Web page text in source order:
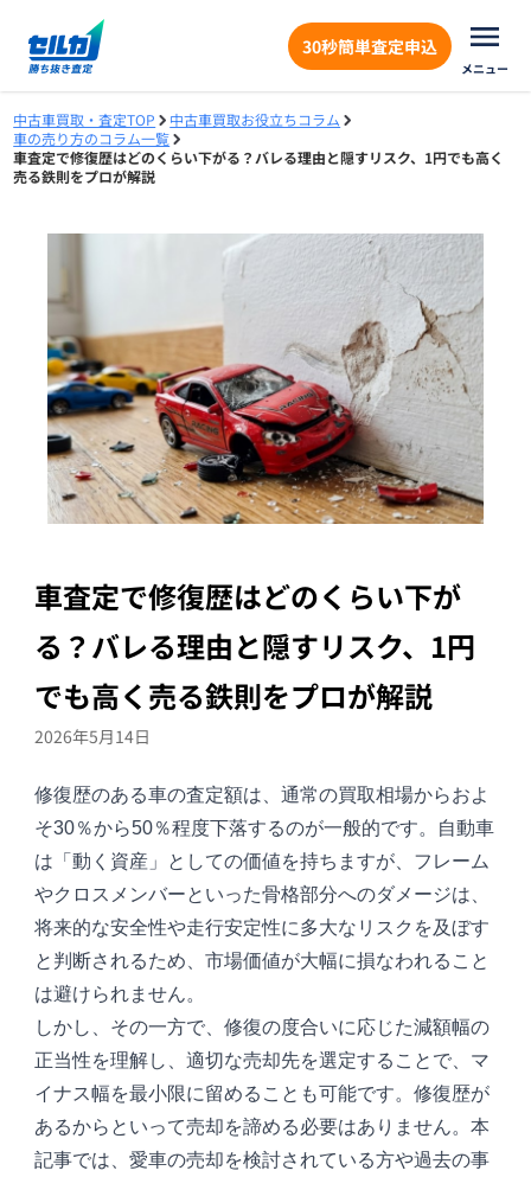
30秒簡単査定申込
メニュー
中古車買取・査定TOP
中古車買取お役立ちコラム
車の売り方のコラム一覧
車査定で修復歴はどのくらい下がる？バレる理由と隠すリスク、1円でも高く
売る鉄則をプロが解説
車査定で修復歴はどのくらい下が
る？バレる理由と隠すリスク、1円
でも高く売る鉄則をプロが解説
2026年5月14日
修復歴のある車の査定額は、通常の買取相場からおよ
そ30％から50％程度下落するのが一般的です。自動車
は「動く資産」としての価値を持ちますが、フレーム
やクロスメンバーといった骨格部分へのダメージは、
将来的な安全性や走行安定性に多大なリスクを及ぼす
と判断されるため、市場価値が大幅に損なわれること
は避けられません。
しかし、その一方で、修復の度合いに応じた減額幅の
正当性を理解し、適切な売却先を選定することで、マ
イナス幅を最小限に留めることも可能です。修復歴が
あるからといって売却を諦める必要はありません。本
記事では、愛車の売却を検討されている方や過去の事